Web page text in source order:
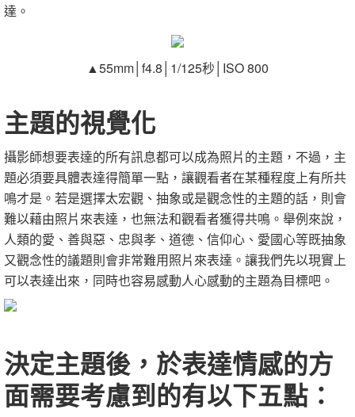
達。
▲55mm│f4.8│1/125秒│ISO 800
主題的視覺化
攝影師想要表達的所有訊息都可以成為照片的主題，不過，主
題必須要具體表達得簡單一點，讓觀看者在某種程度上有所共
鳴才是。若是選擇太宏觀、抽象或是觀念性的主題的話，則會
難以藉由照片來表達，也無法和觀看者獲得共鳴。舉例來說，
人類的愛、善與惡、忠與孝、道德、信仰心、愛國心等既抽象
又觀念性的議題則會非常難用照片來表達。讓我們先以現實上
可以表達出來，同時也容易感動人心感動的主題為目標吧。
決定主題後，於表達情感的方
面需要考慮到的有以下五點：